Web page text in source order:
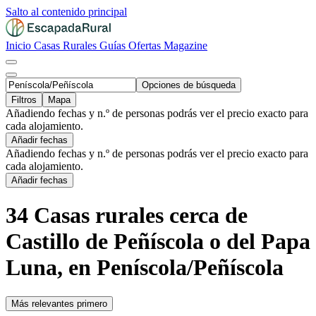
Salto al contenido principal
Inicio Casas Rurales Guías Ofertas Magazine
Opciones de búsqueda
Filtros
Mapa
Añadiendo fechas y n.º de personas podrás ver el precio exacto para
cada alojamiento.
Añadir fechas
Añadiendo fechas y n.º de personas podrás ver el precio exacto para
cada alojamiento.
Añadir fechas
34 Casas rurales cerca de
Castillo de Peñíscola o del Papa
Luna, en Peníscola/Peñíscola
Más relevantes primero